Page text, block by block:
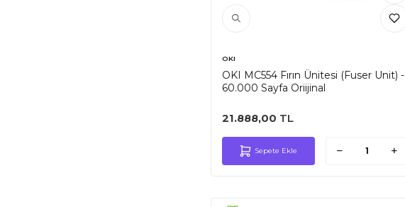
OKI
OKI MC554 Fırın Ünitesi (Fuser Unit) -
60.000 Sayfa Oriijinal
21.888,00 TL
Sepete Ekle